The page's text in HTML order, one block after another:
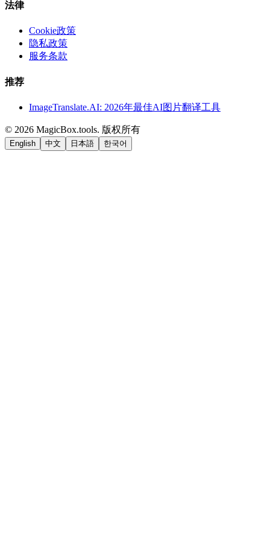
法律
Cookie政策
隐私政策
服务条款
推荐
ImageTranslate.AI: 2026年最佳AI图片翻译工具
© 2026 MagicBox.tools. 版权所有
English 中文 日本語 한국어